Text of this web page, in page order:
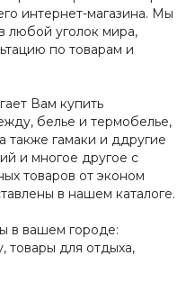
интернет-магазина. Мы
любой уголок мира,
по товарам и
Вам купить
белье и термобелье,
также гамаки и ддругие
и многое другое с
товаров от эконом
в нашем каталоге.
в вашем городе:
товары для отдыха,